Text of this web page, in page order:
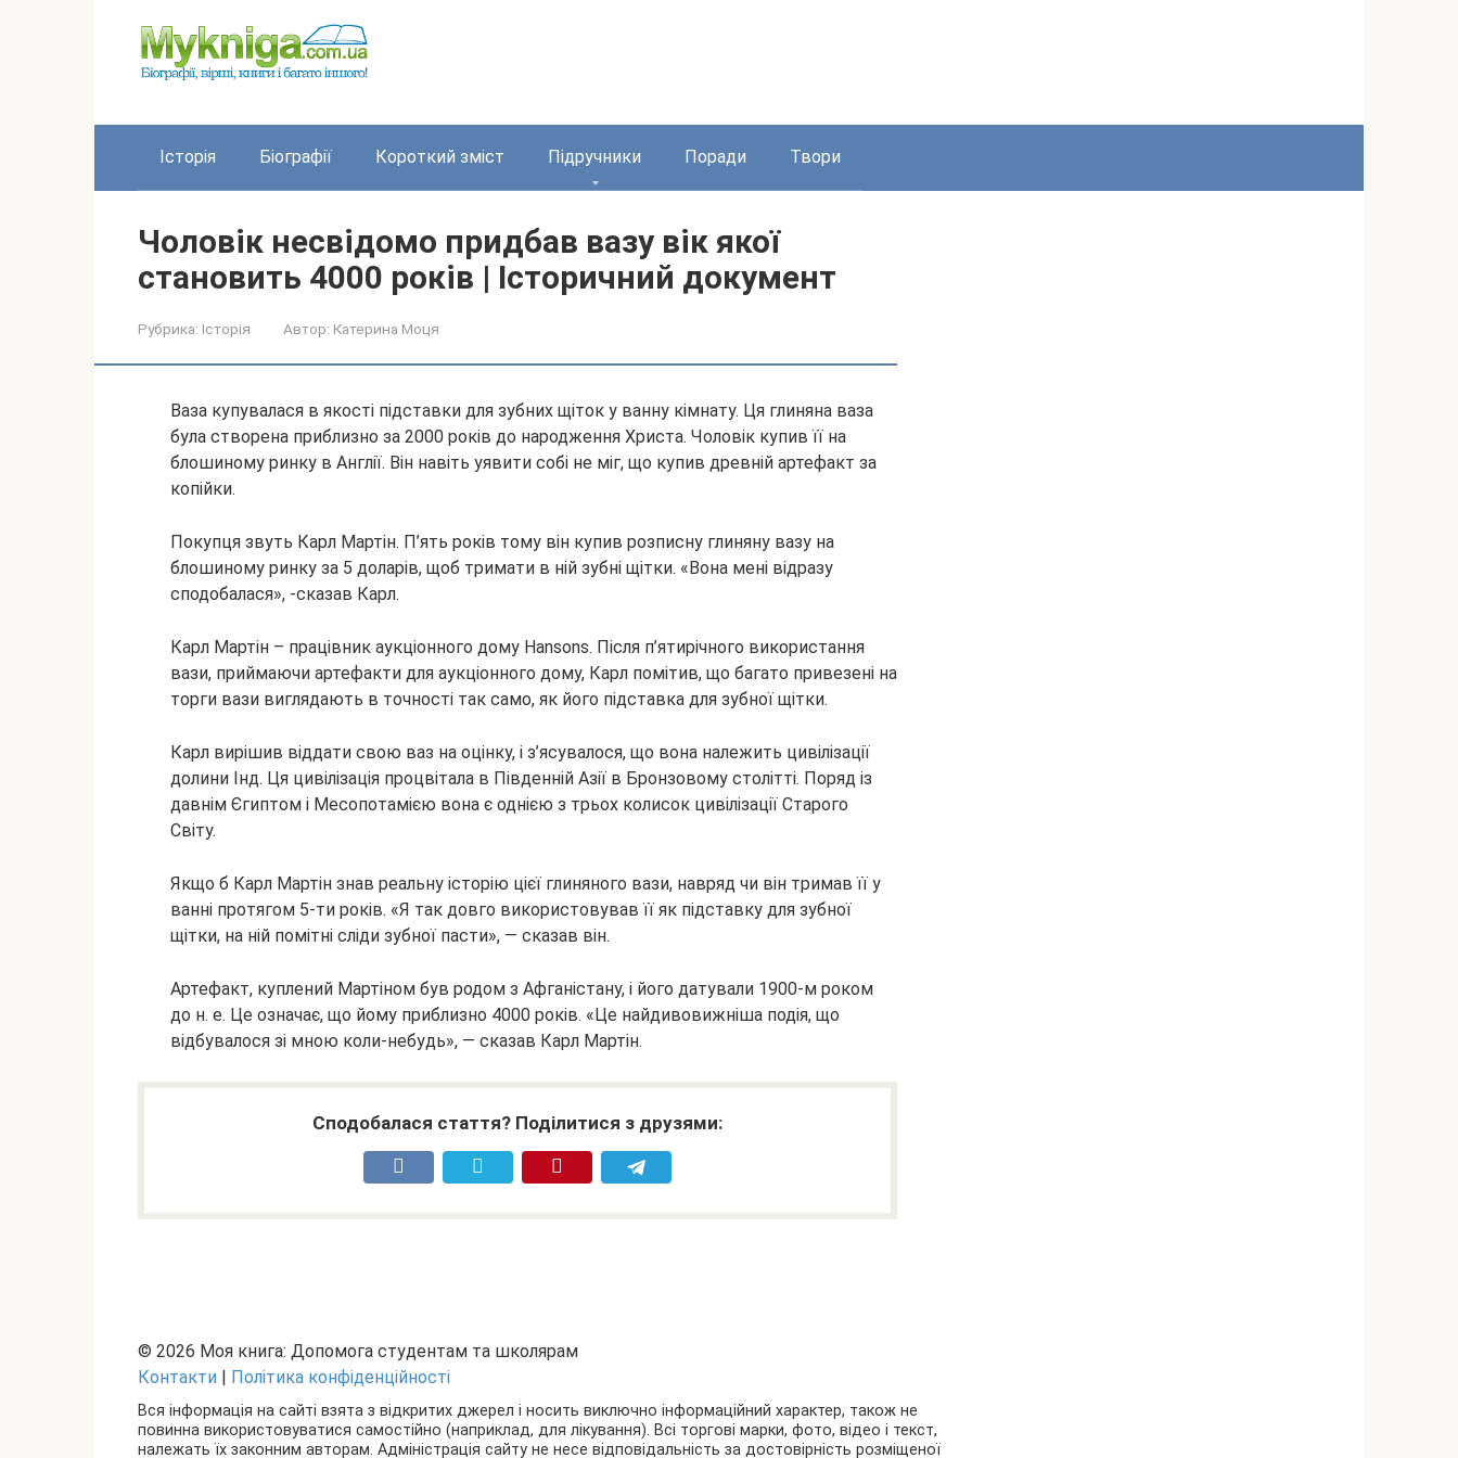
Історія Біографії Короткий зміст Підручники Поради Твори
Чоловік несвідомо придбав вазу вік якої
становить 4000 років | Історичний документ
Рубрика: Історія Автор: Катерина Моця
Ваза купувалася в якості підставки для зубних щіток у ванну кімнату. Ця глиняна ваза
була створена приблизно за 2000 років до народження Христа. Чоловік купив її на
блошиному ринку в Англії. Він навіть уявити собі не міг, що купив древній артефакт за
копійки.
Покупця звуть Карл Мартін. П’ять років тому він купив розписну глиняну вазу на
блошиному ринку за 5 доларів, щоб тримати в ній зубні щітки. «Вона мені відразу
сподобалася», -сказав Карл.
Карл Мартін – працівник аукціонного дому Hansons. Після п’ятирічного використання
вази, приймаючи артефакти для аукціонного дому, Карл помітив, що багато привезені на
торги вази виглядають в точності так само, як його підставка для зубної щітки.
Карл вирішив віддати свою ваз на оцінку, і з’ясувалося, що вона належить цивілізації
долини Інд. Ця цивілізація процвітала в Південній Азії в Бронзовому столітті. Поряд із
давнім Єгиптом і Месопотамією вона є однією з трьох колисок цивілізації Старого
Світу.
Якщо б Карл Мартін знав реальну історію цієї глиняного вази, навряд чи він тримав її у
ванні протягом 5-ти років. «Я так довго використовував її як підставку для зубної
щітки, на ній помітні сліди зубної пасти», — сказав він.
Артефакт, куплений Мартіном був родом з Афганістану, і його датували 1900-м роком
до н. е. Це означає, що йому приблизно 4000 років. «Це найдивовижніша подія, що
відбувалося зі мною коли-небудь», — сказав Карл Мартін.
Сподобалася стаття? Поділитися з друзями:
© 2026 Моя книга: Допомога студентам та школярам
Контакти | Політика конфіденційності
Вся інформація на сайті взята з відкритих джерел і носить виключно інформаційний характер, також не
повинна використовуватися самостійно (наприклад, для лікування). Всі торгові марки, фото, відео і текст,
належать їх законним авторам. Адміністрація сайту не несе відповідальність за достовірність розміщеної